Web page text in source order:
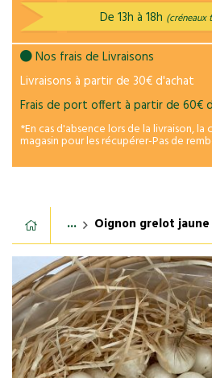
De 13h à 18h (créneaux
Nos frais de Livraisons
Livraisons à partir de 30€ d'achat
Frais de port offert à partir de 60€
*En cas d'absence lors de la livraison,
magasin pour les récupérer-Pas de
... Oignon grelot jaune